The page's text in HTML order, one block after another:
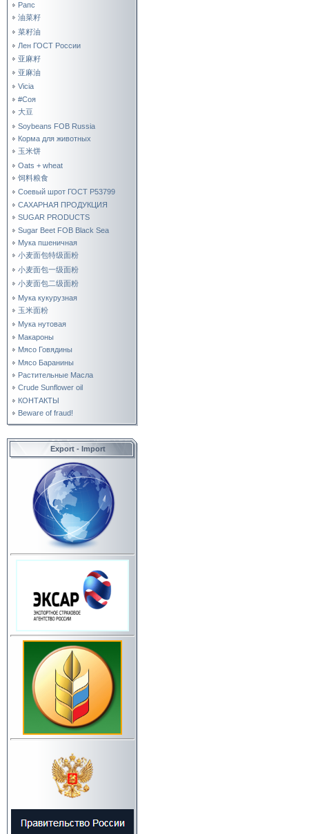
Рапс
油菜籽
菜籽油
Лен ГОСТ России
亚麻籽
亚麻油
Vicia
#Соя
大豆
Soybeans FOB Russia
Корма для животных
玉米饼
Oats + wheat
饲料粮食
Соевый шрот ГОСТ Р53799
САХАРНАЯ ПРОДУКЦИЯ
SUGAR PRODUCTS
Sugar Beet FOB Black Sea
Мука пшеничная
小麦面包特级面粉
小麦面包一级面粉
小麦面包二级面粉
Мука кукурузная
玉米面粉
Мука нутовая
Макароны
Мясо Говядины
Мясо Баранины
Растительные Масла
Crude Sunflower oil
КОНТАКТЫ
Beware of fraud!
Export - Import